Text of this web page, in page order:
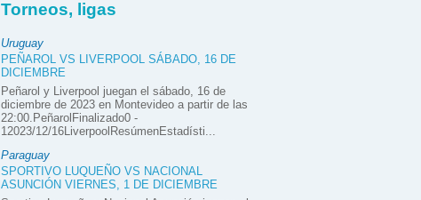
Torneos, ligas
Uruguay
PEÑAROL VS LIVERPOOL SÁBADO, 16 DE
DICIEMBRE
Peñarol y Liverpool juegan el sábado, 16 de
diciembre de 2023 en Montevideo a partir de las
22:00.PeñarolFinalizado0 -
12023/12/16LiverpoolResúmenEstadísti...
Paraguay
SPORTIVO LUQUEÑO VS NACIONAL
ASUNCIÓN VIERNES, 1 DE DICIEMBRE